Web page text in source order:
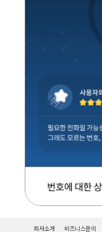
회사소개 비즈니스문의